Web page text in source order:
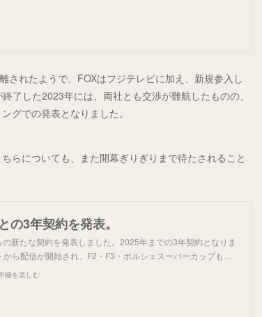
れたようで、FOXはフジテレビに加え、新規参入し
了した2023年には、両社とも交渉が難航したものの、
グでの発表となりました。
らについても、また開幕ぎりぎりまで待たされること
の3年契約を発表。
新たな契約を発表しました。2025年までの3年契約となりま
ら配信が開始され、F2・F3・ポルシェスーパーカップも…
継を楽しむ